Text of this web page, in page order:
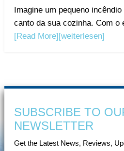
Imagine um pequeno
canto da sua cozinha. Com o
[Read More] [weiterlesen]
SUBSCRIBE TO
NEWSLETTER
Get the Latest News, Reviews,